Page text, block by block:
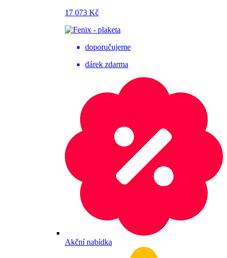
17 073 Kč
doporučujeme
dárek zdarma
Akční nabídka